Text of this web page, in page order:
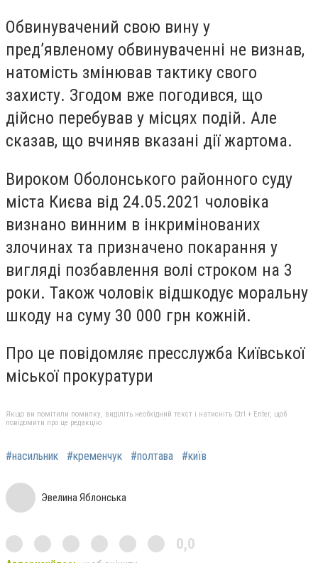
Обвинувачений свою вину у
пред’явленому обвинуваченні не визнав,
натомість змінював тактику свого
захисту. Згодом вже погодився, що
дійсно перебував у місцях подій. Але
сказав, що вчиняв вказані дії жартома.
Вироком Оболонського районного суду
міста Києва від 24.05.2021 чоловіка
визнано винним в інкримінованих
злочинах та призначено покарання у
вигляді позбавлення волі строком на 3
роки. Також чоловік відшкодує моральну
шкоду на суму 30 000 грн кожній.
Про це повідомляє пресслужба Київської
міської прокуратури
Якщо ви помітили помилку, виділіть необхідний текст і натисніть Ctrl + Enter, щоб
повідомити про це редакцію
#насильник #кременчук #полтава #київ
Эвелина Яблонська
0,0